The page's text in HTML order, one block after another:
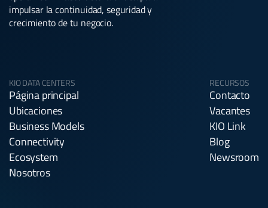
impulsar la continuidad, seguridad y
crecimiento de tu negocio.
KIO DATA CENTERS
Página principal
Ubicaciones
Business Models
Connectivity
Ecosystem
Nosotros
RECURSOS
Contacto
Vacantes
KIO Link
Blog
Newsroom